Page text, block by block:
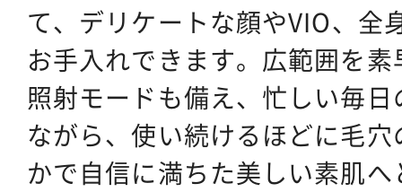
て、デリケートな顔やVIO、全
お手入れできます。広範囲を
照射モードも備え、忙しい毎
ながら、使い続けるほどに毛
かで自信に満ちた美しい素肌